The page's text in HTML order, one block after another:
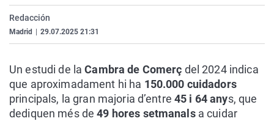
Operación Viuda
Navarra
Redacción
Madrid 29.07.2025 21:31
Un estudi de laCambra de Comerç del 2024 indica
que aproximadament hi ha 150.000 cuidadors
principals, la gran majoria d’entre45 i 64 anys, que
dediquen més de 49 hores setmanals a cuidar